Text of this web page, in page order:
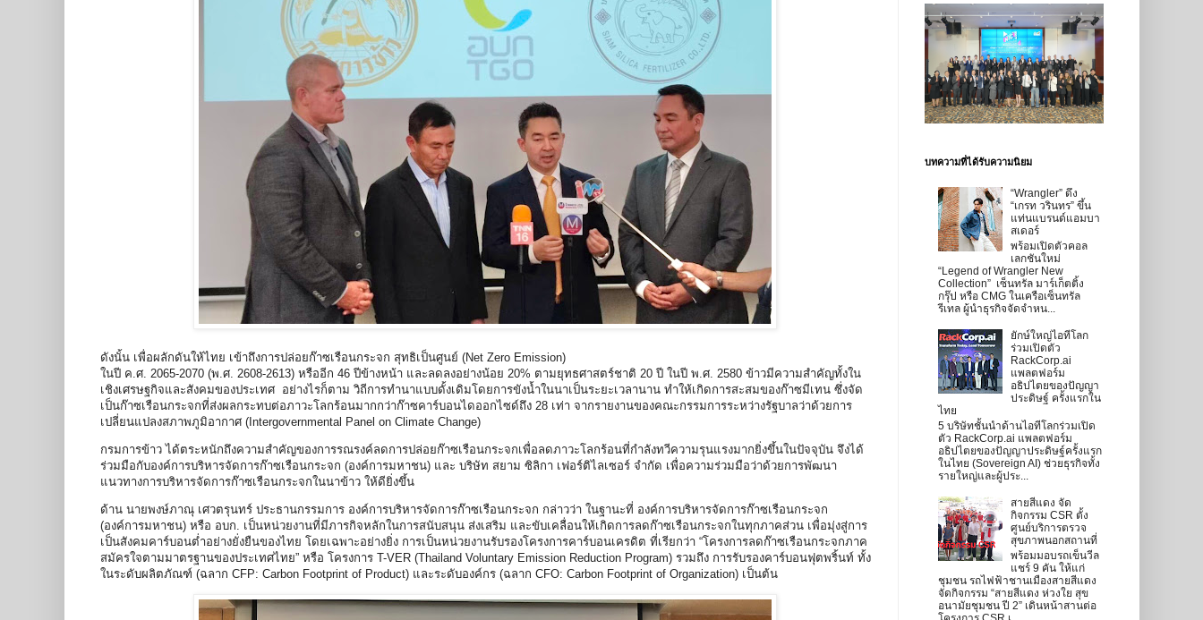
ดังนั้น เพื่อผลักดันให้ไทย เข้าถึงการปล่อยก๊าซเรือนกระจก สุทธิเป็นศูนย์ (Net Zero Emission)
ในปี ค.ศ. 2065-2070 (พ.ศ. 2608-2613) หรืออีก 46 ปีข้างหน้า และลดลงอย่างน้อย 20% ตามยุทธศาสตร์ชาติ 20 ปี ในปี พ.ศ. 2580 ข้าวมีความสำคัญทั้งใน
เชิงเศรษฐกิจและสังคมของประเทศ อย่างไรก็ตาม วิถีการทำนาแบบดั้งเดิมโดยการขังน้ำในนาเป็นระยะเวลานาน ทำให้เกิดการสะสมของก๊าซมีเทน ซึ่งจัด
เป็นก๊าซเรือนกระจกที่ส่งผลกระทบต่อภาวะโลกร้อนมากกว่าก๊าซคาร์บอนไดออกไซด์ถึง 28 เท่า จากรายงานของคณะกรรมการระหว่างรัฐบาลว่าด้วยการ
เปลี่ยนแปลงสภาพภูมิอากาศ (Intergovernmental Panel on Climate Change)
กรมการข้าว ได้ตระหนักถึงความสำคัญของการรณรงค์ลดการปล่อยก๊าซเรือนกระจกเพื่อลดภาวะโลกร้อนที่กำลังทวีความรุนแรงมากยิ่งขึ้นในปัจจุบัน จึงได้
ร่วมมือกับองค์การบริหารจัดการก๊าซเรือนกระจก (องค์การมหาชน) และ บริษัท สยาม ซิลิกา เฟอร์ติไลเซอร์ จำกัด เพื่อความร่วมมือว่าด้วยการพัฒนา
แนวทางการบริหารจัดการก๊าซเรือนกระจกในนาข้าว ให้ดียิ่งขึ้น
ด้าน นายพงษ์ภาณุ เศวตรุนทร์ ประธานกรรมการ องค์การบริหารจัดการก๊าซเรือนกระจก กล่าวว่า ในฐานะที่ องค์การบริหารจัดการก๊าซเรือนกระจก
(องค์การมหาชน) หรือ อบก. เป็นหน่วยงานที่มีภารกิจหลักในการสนับสนุน ส่งเสริม และขับเคลื่อนให้เกิดการลดก๊าซเรือนกระจกในทุกภาคส่วน เพื่อมุ่งสู่การ
เป็นสังคมคาร์บอนต่ำอย่างยั่งยืนของไทย โดยเฉพาะอย่างยิ่ง การเป็นหน่วยงานรับรองโครงการคาร์บอนเครดิต ที่เรียกว่า “โครงการลดก๊าซเรือนกระจกภาค
สมัครใจตามมาตรฐานของประเทศไทย” หรือ โครงการ T-VER (Thailand Voluntary Emission Reduction Program) รวมถึง การรับรองคาร์บอนฟุตพริ้นท์ ทั้ง
ในระดับผลิตภัณฑ์ (ฉลาก CFP: Carbon Footprint of Product) และระดับองค์กร (ฉลาก CFO: Carbon Footprint of Organization) เป็นต้น
บทความที่ได้รับความนิยม
“Wrangler” ดึง
“เกรท วรินทร” ขึ้น
แท่นแบรนด์แอมบา
สเดอร์
พร้อมเปิดตัวคอล
เลกชันใหม่
“Legend of Wrangler New
Collection” เซ็นทรัล มาร์เก็ตติ้ง
กรุ๊ป หรือ CMG ในเครือเซ็นทรัล
รีเทล ผู้นำธุรกิจจัดจำหน...
ยักษ์ใหญ่ไอทีโลก
ร่วมเปิดตัว
RackCorp.ai
แพลตฟอร์ม
อธิปไตยของปัญญา
ประดิษฐ์ ครั้งแรกใน
ไทย
5 บริษัทชั้นนำด้านไอทีโลกร่วมเปิด
ตัว RackCorp.ai แพลตฟอร์ม
อธิปไตยของปัญญาประดิษฐ์ครั้งแรก
ในไทย (Sovereign AI) ช่วยธุรกิจทั้ง
รายใหญ่และผู้ประ...
สายสีแดง จัด
กิจกรรม CSR ตั้ง
ศูนย์บริการตรวจ
สุขภาพนอกสถานที่
พร้อมมอบรถเข็นวีล
แชร์ 9 คัน ให้แก่
ชุมชน รถไฟฟ้าชานเมืองสายสีแดง
จัดกิจกรรม “สายสีแดง ห่วงใย สุข
อนามัยชุมชน ปี 2” เดินหน้าสานต่อ